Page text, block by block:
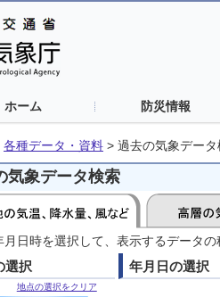
ホーム 防災情報
各種データ・資料 > 過去の気象データ
気象データ検索
月日時を選択して、表示するデータの
選択
地点の選択をクリア
年月日の選択